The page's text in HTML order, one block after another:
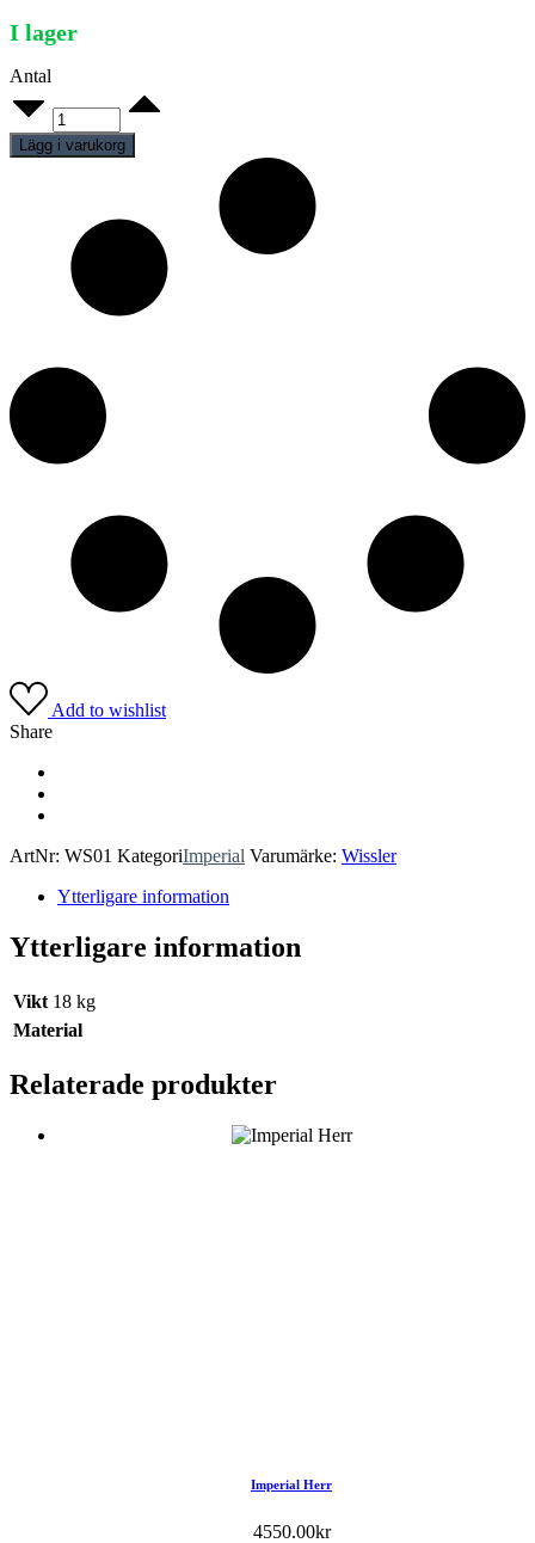
I lager
Antal
Imperial
Dam
quantity
Lägg i varukorg
Add to wishlist
Share
ArtNr: WS01 KategoriImperial Varumärke: Wissler
Ytterligare information
Ytterligare information
Vikt 18 kg
Material
Relaterade produkter
Imperial Herr
4550.00kr